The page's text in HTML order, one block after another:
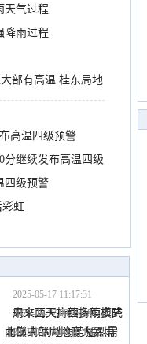
天气过程
降雨过程
部有高温 桂东局地
高温四级预警
分继续发布高温四级
四级预警
彩虹
2025-05-17 11:17:31
周末两天持续多雨模式
北部中部局地有大暴雨
2025-05-17 09:29:45
未来三天广西持续多降
雨模式 局地雨势猛烈需
2025-05-17 08:05:28
2025-05-17 00:10:13
2025-05-16 19:10:13